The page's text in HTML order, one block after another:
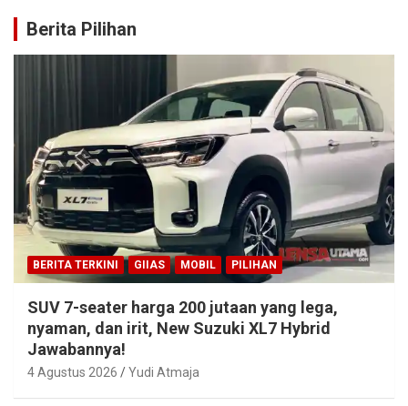
Berita Pilihan
BERITA TERKINI GIIAS MOBIL PILIHAN
SUV 7-seater harga 200 jutaan yang lega,
nyaman, dan irit, New Suzuki XL7 Hybrid
Jawabannya!
4 Agustus 2026 Yudi Atmaja